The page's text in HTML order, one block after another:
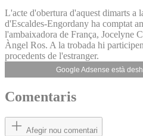
L'acte d'obertura d'aquest dimarts a
d'Escaldes-Engordany ha comptat
l'ambaixadora de França, Jocelyne
Àngel Ros. A la trobada hi
procedents de l'estranger.
Google Adsense està
Comentaris
Afegir nou comentari